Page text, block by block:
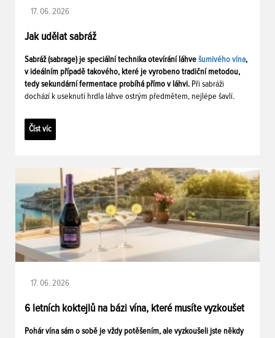
17. 06. 2026
Jak udělat sabráž
Sabráž (sabrage) je speciální technika otevírání láhve šumivého vína,
v ideálním případě takového, které je vyrobeno tradiční metodou,
tedy sekundární fermentace probíhá přímo v láhvi. Při sabráži
dochází k useknutí hrdla láhve ostrým předmětem, nejlépe šavlí.
Číst víc
17. 06. 2026
6 letních koktejlů na bázi vína, které musíte vyzkoušet
Pohár vína sám o sobě je vždy potěšením, ale vyzkoušeli jste někdy